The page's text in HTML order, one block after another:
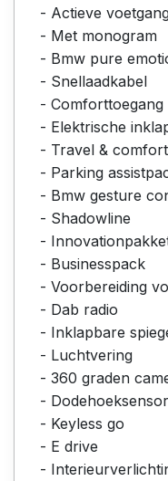
- Actieve
- Met monogram
- Bmw pure
- Snellaadkabel
- Comforttoegang
- Elektrische
- Travel &
- Parking
- Bmw gesture
- Shadowline
-
- Businesspack
- Voorbereiding
- Dab radio
- Inklapbare
- Luchtvering
- 360 graden
-
- Keyless go
- E drive
-